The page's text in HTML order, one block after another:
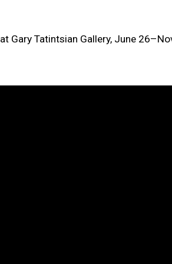
at Gary Tatintsian Gallery, June